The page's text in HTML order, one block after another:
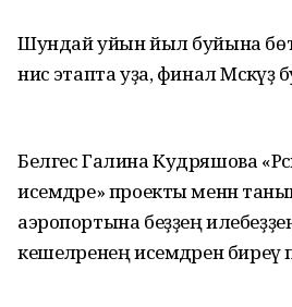
Шундай уйын йыл буйына
нисә этапта уҙа, финал Мәскәүҙә
Белгес Галина Кудряшова
исемдәре» проекты менән
аэропортына беҙҙең
кешеләренең исемдәрен